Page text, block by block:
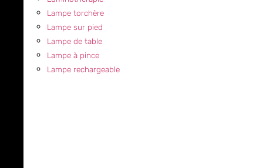
Lampe torchère
Lampe sur pied
Lampe de table
Lampe à pince
Lampe rechargeable